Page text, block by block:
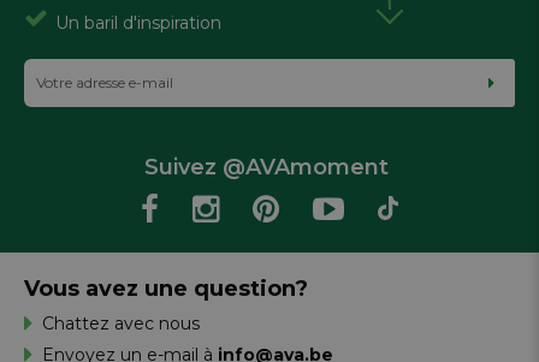
Un baril d'inspiration
Suivez @AVAmoment
Vous avez une question?
Chattez avec nous
Envoyez un e-mail à info@ava.be